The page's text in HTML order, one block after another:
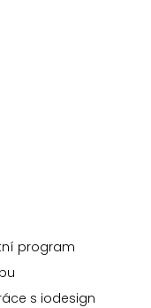
program
s iodesign